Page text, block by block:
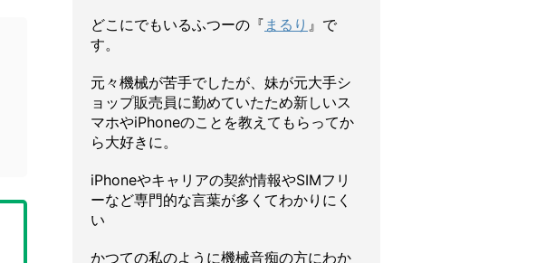
どこにでもいるふつーの『 まるり 』で
す。
元々機械が苦手でしたが、妹が元大手シ
ョップ販売員に勤めていたため新しいス
マホやiPhoneのことを教えてもらってか
ら大好きに。
iPhoneやキャリアの契約情報やSIMフリ
ーなど専門的な言葉が多くてわかりにく
い
かつての私のように機械音痴の方にわか